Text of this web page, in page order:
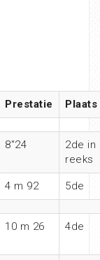
Prestatie Plaats
8″24
2de in
reeks
4 m 92 5de
10 m 26 4de